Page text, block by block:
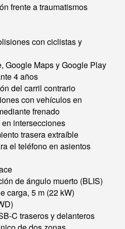
frente a traumatismos
con ciclistas y
Google Maps y Google Play
4 años
del carril contrario
con vehículos en
frenado
intersecciones
trasera extraíble
el teléfono en asientos
de ángulo muerto (BLIS)
carga, 5 m (22 kW)
C traseros y delanteros